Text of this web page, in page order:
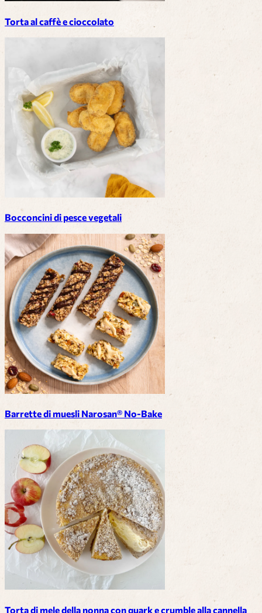
Torta al caffè e cioccolato
Bocconcini di pesce vegetali
Barrette di muesli Narosan® No-Bake
Torta di mele della nonna con quark e crumble alla cannella